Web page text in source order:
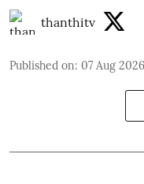
thanthitv
Published on: 07 Aug